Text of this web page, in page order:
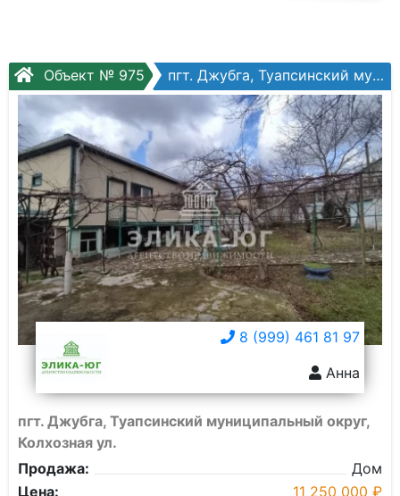
Объект № 975 пгт. Джубга, Туапсинский муниципальный округ, Колхозная ул.
8 (999) 461 81 97
Анна
пгт. Джубга, Туапсинский муниципальный округ,
Колхозная ул.
Продажа:
Дом
Цена:
11 250 000 ₽